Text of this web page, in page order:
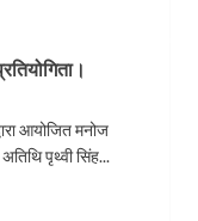
आयोजित मनोज
पृथ्वी सिंह...